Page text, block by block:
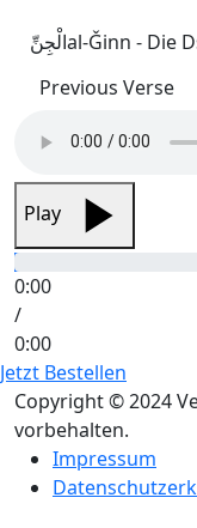
الْجِنِّal-Ǧinn - Die
Previous Verse
Play
0:00
/
0:00
Jetzt Bestellen
Copyright © 2024
vorbehalten.
Impressum